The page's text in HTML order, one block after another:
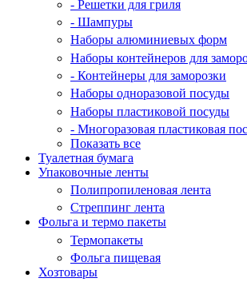
- Решетки для гриля
- Шампуры
Наборы алюминиевых форм
Наборы контейнеров для
- Контейнеры для заморозки
Наборы одноразовой посуды
Наборы пластиковой посуды
- Многоразовая пластиковая
Показать все
Туалетная бумага
Упаковочные ленты
Полипропиленовая лента
Стреппинг лента
Фольга и термо пакеты
Термопакеты
Фольга пищевая
Хозтовары